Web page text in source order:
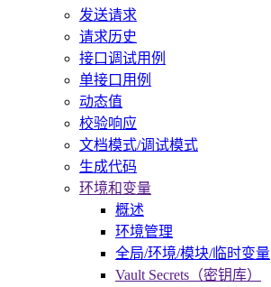
发送请求
请求历史
接口调试用例
单接口用例
动态值
校验响应
文档模式/调试模式
生成代码
环境和变量
概述
环境管理
全局/环境/模块/临时变量
Vault Secrets（密钥库）